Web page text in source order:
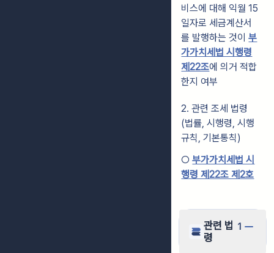
비스에 대해 익월 15
일자로 세금계산서
를 발행하는 것이부
가가치세법 시행령
제22조에 의거 적합
한지 여부
2. 관련 조세 법령
(법률, 시행령, 시행
규칙, 기본통칙)
○부가가치세법 시
행령 제22조 제2호
관련 법
령
1